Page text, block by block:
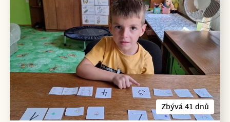
Zbývá 41 dnů